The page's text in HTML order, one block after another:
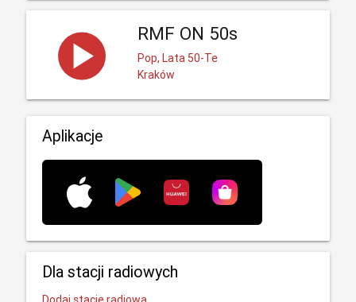
RMF ON 50s
Pop, Lata 50-Te
Kraków
Aplikacje
Dla stacji radiowych